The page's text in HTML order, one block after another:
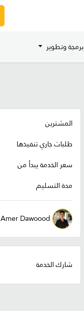
برمجة وتطوير
المشترين
طلبات جاري تنفيذها
سعر الخدمة يبدأ من
مدة التسليم
Amer Dawoood
شارك الخدمة